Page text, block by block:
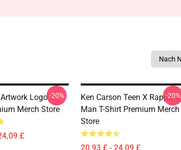
Logo T-
Merch Store
£
-20%
Ken Carson Teen X Rapper X
Man T-Shirt Premium Merch
Store
20,93 £ - 24,09 £
-20%